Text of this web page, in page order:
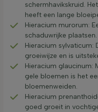
schermhavikskruid.
heeft een lange
Hieracium murorum:
schaduwrijke
Hieracium
groeiwijze en is
Hieracium glaucinum:
gele bloemen is het
bloemenweiden.
Hieracium
goed groeit in